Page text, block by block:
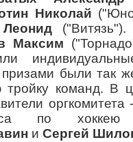
Николай
("Витязь").
Максим
были так
команд. В
по
и Сергей